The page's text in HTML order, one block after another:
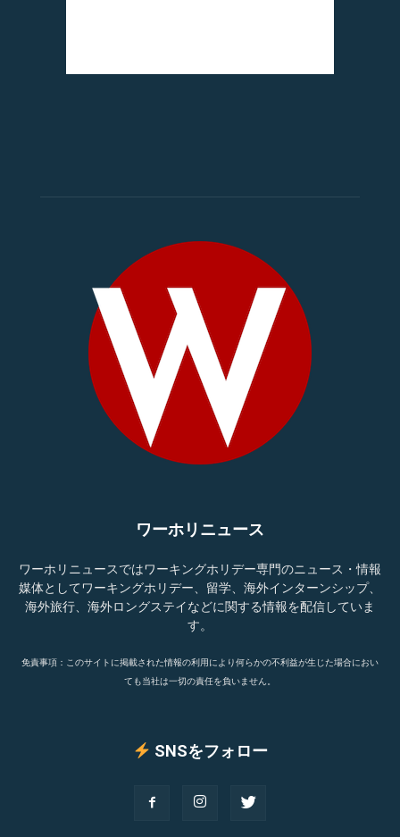
ワーホリニュース
ワーホリニュースではワーキングホリデー専門のニュース・情報
媒体としてワーキングホリデー、留学、海外インターンシップ、
海外旅行、海外ロングステイなどに関する情報を配信していま
す。
免責事項：このサイトに掲載された情報の利用により何らかの不利益が生じた場合におい
ても当社は一切の責任を負いません。
SNSをフォロー